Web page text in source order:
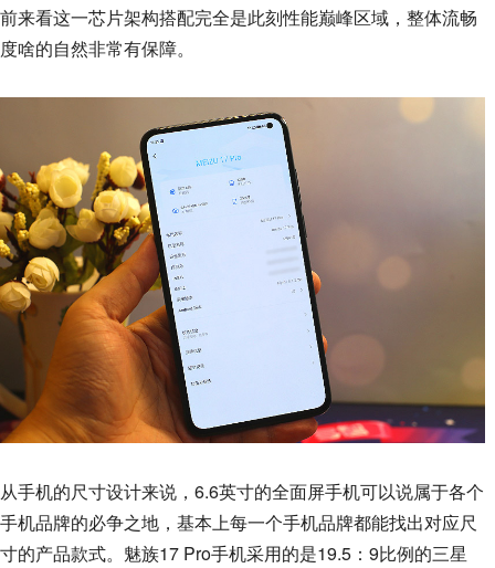
前来看这一芯片架构搭配完全是此刻性能巅峰区域，整体流畅
度啥的自然非常有保障。
从手机的尺寸设计来说，6.6英寸的全面屏手机可以说属于各个
手机品牌的必争之地，基本上每一个手机品牌都能找出对应尺
寸的产品款式。魅族17 Pro手机采用的是19.5：9比例的三星